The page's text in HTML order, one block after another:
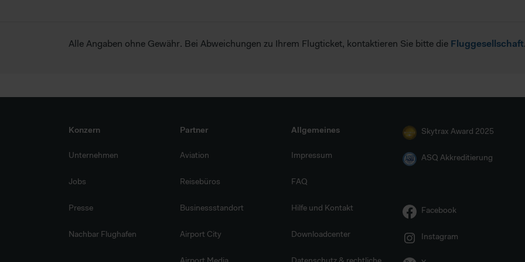
Alle Angaben ohne Gewähr. Bei Abweichungen zu Ihrem Flugticket, kontaktieren Sie bitte die Fluggesellschaft.
Konzern
Unternehmen
Jobs
Presse
Nachbar Flughafen
Partner
Aviation
Reisebüros
Businessstandort
Airport City
Allgemeines
Impressum
FAQ
Hilfe und Kontakt
Downloadcenter
Skytrax Award 2025
ASQ Akkreditierung
Facebook
Instagram